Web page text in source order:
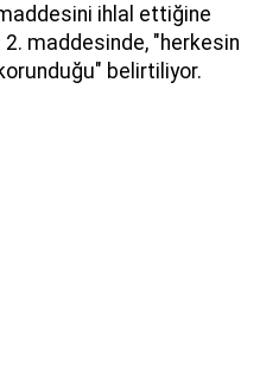
ihlal ettiğine
maddesinde, "herkesin
belirtiliyor.